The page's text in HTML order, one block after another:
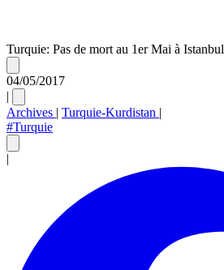
Turquie: Pas de mort au 1er Mai à Istanbul
04/05/2017
|
Archives | Turquie-Kurdistan |
#Turquie
|